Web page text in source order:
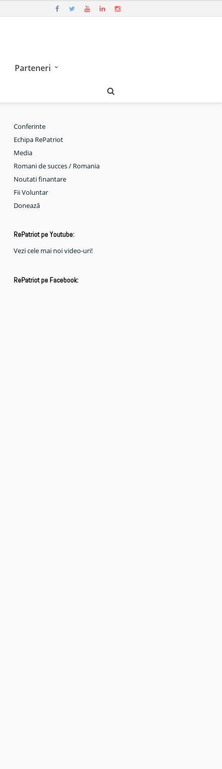
Parteneri
Conferinte
Echipa RePatriot
Media
Romani de succes / Romania
Noutati finantare
Fii Voluntar
Donează
RePatriot pe Youtube:
Vezi cele mai noi video-uri!
RePatriot pe Facebook: